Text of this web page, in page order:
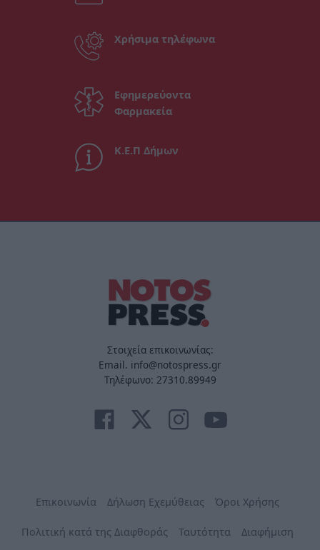
Χρήσιμα τηλέφωνα
Εφημερεύοντα
Φαρμακεία
Κ.Ε.Π Δήμων
Στοιχεία επικοινωνίας:
Email. info@notospress.gr
Τηλέφωνο: 27310.89949
Επικοινωνία Δήλωση Εχεμύθειας Όροι Χρήσης
Πολιτική κατά της Διαφθοράς Ταυτότητα Διαφήμιση